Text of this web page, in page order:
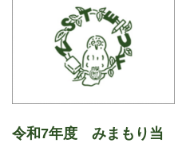
令和7年度 みまもり当